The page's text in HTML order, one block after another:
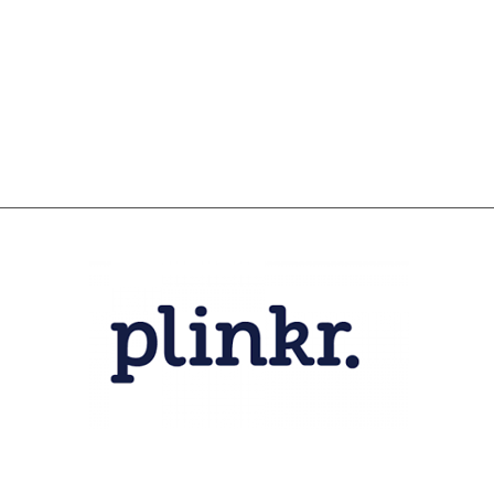
OVER ROOD
DOORBRAAKMETHODE
COLLECTIEF SCHULDREGELEN
DE VOORZIENINGENWIJZER